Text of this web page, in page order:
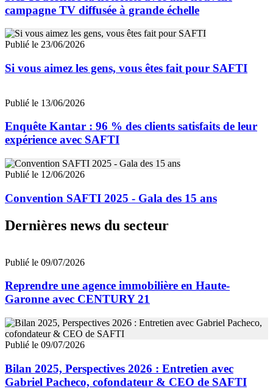
campagne TV diffusée à grande échelle
Publié le 23/06/2026
Si vous aimez les gens, vous êtes fait pour SAFTI
Publié le 13/06/2026
Enquête Kantar : 96 % des clients satisfaits de leur
expérience avec SAFTI
Publié le 12/06/2026
Convention SAFTI 2025 - Gala des 15 ans
Dernières news du secteur
Publié le 09/07/2026
Reprendre une agence immobilière en Haute-
Garonne avec CENTURY 21
Publié le 09/07/2026
Bilan 2025, Perspectives 2026 : Entretien avec
Gabriel Pacheco, cofondateur & CEO de SAFTI